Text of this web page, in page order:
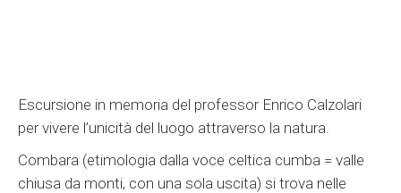
Escursione in memoria del professor Enrico Calzolari
per vivere l’unicità del luogo attraverso la natura.
Combara (etimologia dalla voce celtica cumba = valle
chiusa da monti, con una sola uscita) si trova nelle